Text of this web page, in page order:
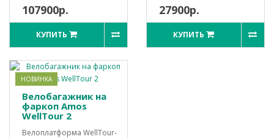
107900р.
КУПИТЬ
27900р.
КУПИТЬ
НОВИНКА
Велобагажник на
фаркоп Amos
WellTour 2
Велоплатформа WellTour-